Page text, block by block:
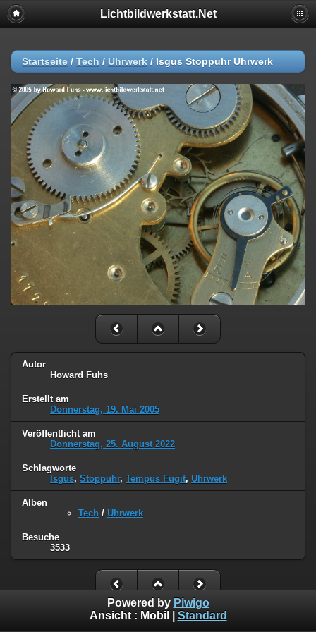
Lichtbildwerkstatt.Net
Startseite / Tech / Uhrwerk / Isgus Stoppuhr Uhrwerk
Autor
Howard Fuhs
Erstellt am
Donnerstag, 19. Mai 2005
Veröffentlicht am
Donnerstag, 25. August 2022
Schlagworte
Isgus, Stoppuhr, Tempus Fugit, Uhrwerk
Alben
Tech / Uhrwerk
Besuche
3533
Powered by Piwigo
Ansicht : Mobil Standard